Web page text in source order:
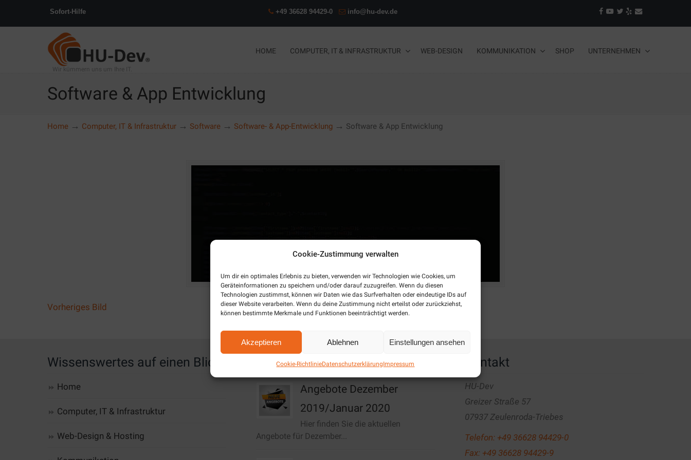
Cookie-Zustimmung verwalten
Um dir ein optimales Erlebnis zu bieten, verwenden wir Technologien wie Cookies, um
Geräteinformationen zu speichern und/oder darauf zuzugreifen. Wenn du diesen
Technologien zustimmst, können wir Daten wie das Surfverhalten oder eindeutige IDs auf
dieser Website verarbeiten. Wenn du deine Zustimmung nicht erteilst oder zurückziehst,
können bestimmte Merkmale und Funktionen beeinträchtigt werden.
Akzeptieren Ablehnen Einstellungen ansehen
Cookie-RichtlinieDatenschutzerklärungImpressum
Sofort-Hilfe +49 36628 94429-0 info@hu-dev.de
Wir kümmern uns um Ihre IT.
HOME COMPUTER, IT & INFRASTRUKTUR WEB-DESIGN KOMMUNIKATION SHOP UNTERNEHMEN
Software & App Entwicklung
Home → Computer, IT & Infrastruktur → Software → Software- & App-Entwicklung → Software & App Entwicklung
Vorheriges Bild
Wissenswertes auf einen Blick
Home
Computer, IT & Infrastruktur
Web-Design & Hosting
Aktuelles / News
Angebote Dezember
2019/Januar 2020
Hier finden Sie die aktuellen
Angebote für Dezember...
Kontakt
HU-Dev
Greizer Straße 57
07937 Zeulenroda-Triebes
Telefon: +49 36628 94429-0
Fax: +49 36628 94429-9